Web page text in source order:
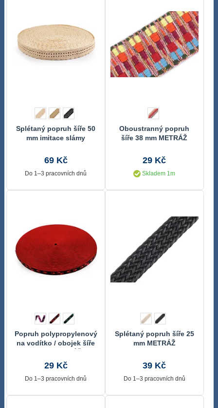
Splétaný popruh šíře 50
mm imitace slámy
69 Kč
Do 1–3 pracovních dnů
Oboustranný popruh
šíře 38 mm METRÁŽ
29 Kč
Skladem 1m
Popruh polypropylenový
na vodítko / obojek šíře
29 Kč
Do 1–3 pracovních dnů
Splétaný popruh šíře 25
mm METRÁŽ
39 Kč
Do 1–3 pracovních dnů